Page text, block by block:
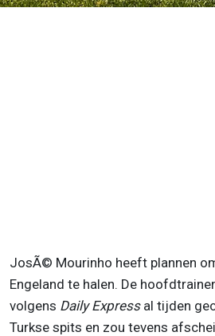
JosÃ© Mourinho heeft plannen
Engeland te halen. De
volgens Daily Expressal tijden
Turkse spits en zou tevens